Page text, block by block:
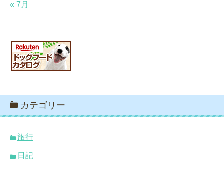
« 7月
カテゴリー
旅行
日記